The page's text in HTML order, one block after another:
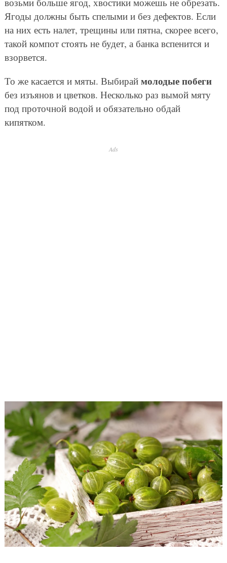
Ягоды должны быть спелыми и без дефектов. Если
на них есть налет, трещины или пятна, скорее всего,
такой компот стоять не будет, а банка вспенится и
взорвется.
То же касается и мяты. Выбирай молодые побеги
без изъянов и цветков. Несколько раз вымой мяту
под проточной водой и обязательно обдай
кипятком.
Ads